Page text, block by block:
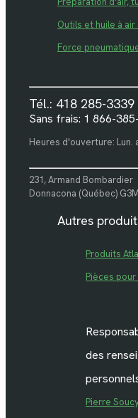
Outils et huile à
Force
Tél.: 418 285-3339
Sans frais: 1 866-
Heures d'ouverture: Lun.
231, Armand Bombardier
Donnacona (Québec)
Autres
Produits
Pièces
des
Pierre